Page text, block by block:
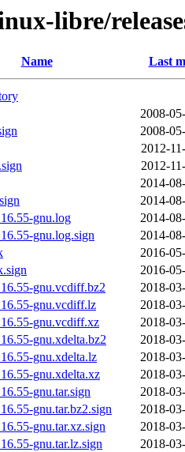
libre/
Name Last
2008-
2008-
2012-
2012-
2014-
2014-
gnu.log
2014-
gnu.log.sign
2014-
2016-
2016-
gnu.vcdiff.bz2
2018-
gnu.vcdiff.lz
2018-
gnu.vcdiff.xz
2018-
gnu.xdelta.bz2
2018-
gnu.xdelta.lz
2018-
gnu.xdelta.xz
2018-
gnu.tar.sign
2018-
gnu.tar.bz2.sign
2018-
gnu.tar.xz.sign
2018-
gnu.tar.lz.sign
2018-